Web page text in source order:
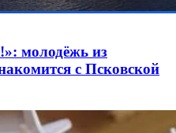
молодёжь из
с Псковской